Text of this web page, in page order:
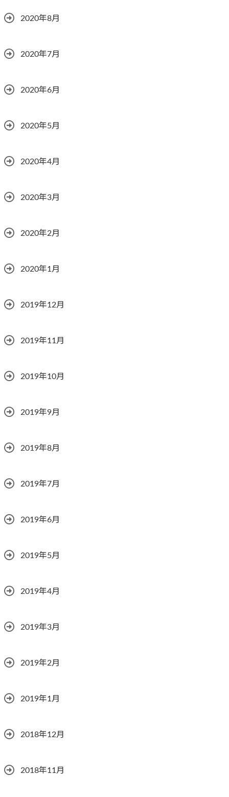
2020年8月
2020年7月
2020年6月
2020年5月
2020年4月
2020年3月
2020年2月
2020年1月
2019年12月
2019年11月
2019年10月
2019年9月
2019年8月
2019年7月
2019年6月
2019年5月
2019年4月
2019年3月
2019年2月
2019年1月
2018年12月
2018年11月